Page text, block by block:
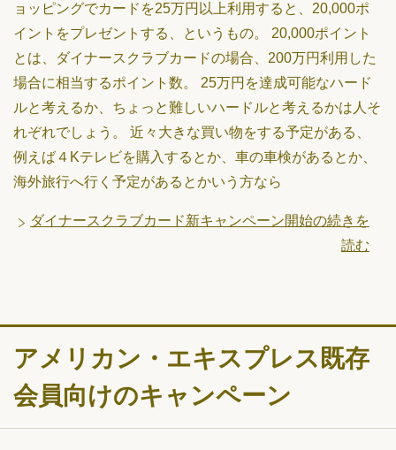
ョッピングでカードを25万円以上利用すると、20,000ポ
イントをプレゼントする、というもの。 20,000ポイント
とは、ダイナースクラブカードの場合、200万円利用した
場合に相当するポイント数。 25万円を達成可能なハード
ルと考えるか、ちょっと難しいハードルと考えるかは人そ
れぞれでしょう。 近々大きな買い物をする予定がある、
例えば４Kテレビを購入するとか、車の車検があるとか、
海外旅行へ行く予定があるとかいう方なら
ダイナースクラブカード新キャンペーン開始の続きを
読む
アメリカン・エキスプレス既存
会員向けのキャンペーン